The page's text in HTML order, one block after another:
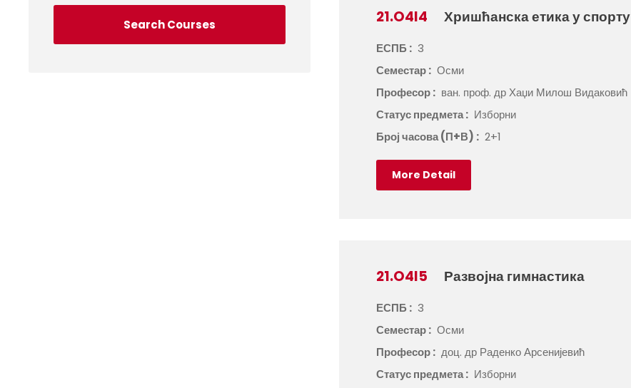
21.O4I4 Хришћанска етика у спорту
ЕСПБ : 3
Семестар : Осми
Професор : ван. проф. др Хаџи Милош Видаковић
Статус предмета : Изборни
Број часова (П+В) : 2+1
More Detail
21.O4I5 Развојна гимнастика
ЕСПБ : 3
Семестар : Осми
Професор : доц. др Раденко Арсенијевић
Статус предмета : Изборни